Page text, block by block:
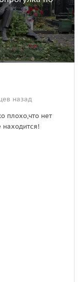
назад
плохо,что нет
находится!